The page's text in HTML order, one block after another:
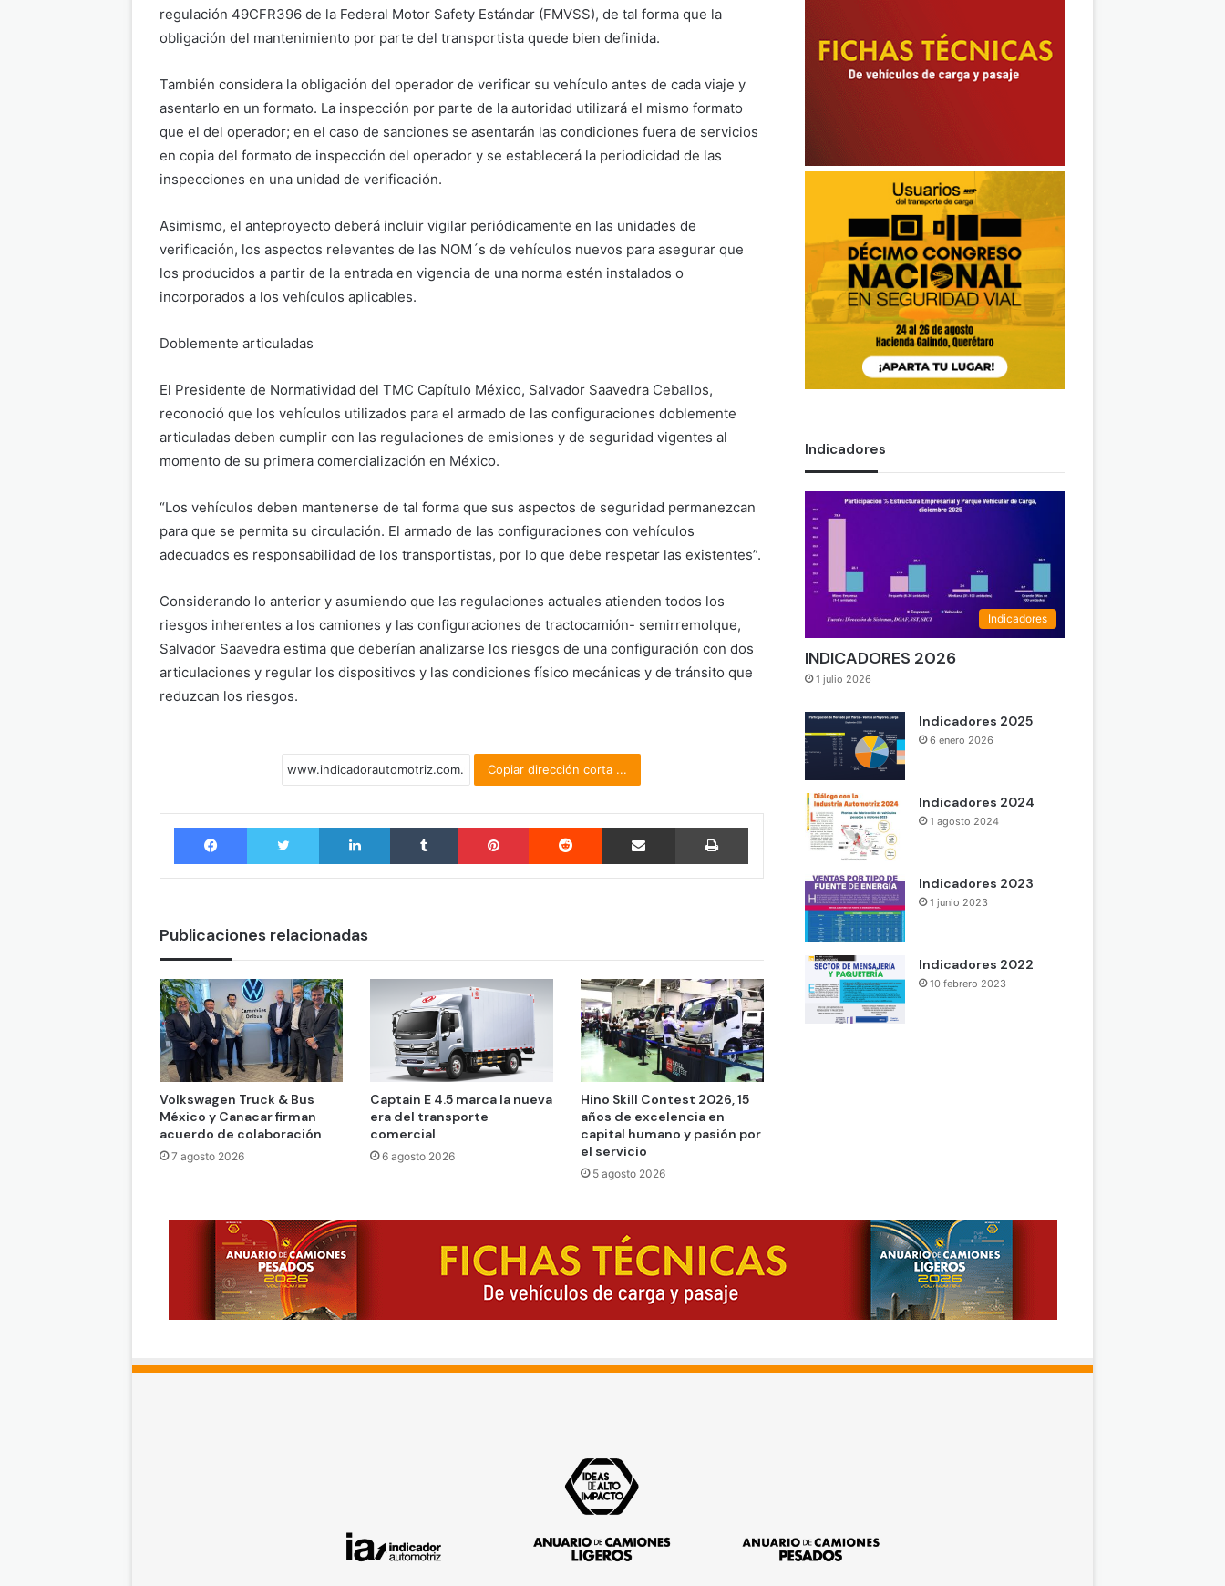
regulación 49CFR396 de la Federal Motor Safety Estándar (FMVSS), de tal forma que la
obligación del mantenimiento por parte del transportista quede bien definida.
También considera la obligación del operador de verificar su vehículo antes de cada viaje y
asentarlo en un formato. La inspección por parte de la autoridad utilizará el mismo formato
que el del operador; en el caso de sanciones se asentarán las condiciones fuera de servicios
en copia del formato de inspección del operador y se establecerá la periodicidad de las
inspecciones en una unidad de verificación.
Asimismo, el anteproyecto deberá incluir vigilar periódicamente en las unidades de
verificación, los aspectos relevantes de las NOM´s de vehículos nuevos para asegurar que
los producidos a partir de la entrada en vigencia de una norma estén instalados o
incorporados a los vehículos aplicables.
Doblemente articuladas
El Presidente de Normatividad del TMC Capítulo México, Salvador Saavedra Ceballos,
reconoció que los vehículos utilizados para el armado de las configuraciones doblemente
articuladas deben cumplir con las regulaciones de emisiones y de seguridad vigentes al
momento de su primera comercialización en México.
“Los vehículos deben mantenerse de tal forma que sus aspectos de seguridad permanezcan
para que se permita su circulación. El armado de las configuraciones con vehículos
adecuados es responsabilidad de los transportistas, por lo que debe respetar las existentes”.
Considerando lo anterior y asumiendo que las regulaciones actuales atienden todos los
riesgos inherentes a los camiones y las configuraciones de tractocamión- semirremolque,
Salvador Saavedra estima que deberían analizarse los riesgos de una configuración con dos
articulaciones y regular los dispositivos y las condiciones físico mecánicas y de tránsito que
reduzcan los riesgos.
Copiar dirección corta ...
Facebook Twitter LinkedIn Tumblr Pinterest Reddit Compartir por correo electrónico
Publicaciones relacionadas
Volkswagen Truck & Bus
México y Canacar firman
acuerdo de colaboración
7 agosto 2026
Captain E 4.5 marca la nueva
era del transporte
comercial
6 agosto 2026
Hino Skill Contest 2026, 15
años de excelencia en
capital humano y pasión por
el servicio
5 agosto 2026
Indicadores
Indicadores
INDICADORES 2026
1 julio 2026
Indicadores 2025
6 enero 2026
Indicadores 2024
1 agosto 2024
Indicadores 2023
1 junio 2023
Indicadores 2022
10 febrero 2023